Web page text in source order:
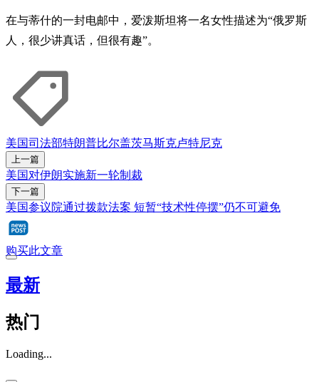
在与蒂什的一封电邮中，爱泼斯坦将一名女性描述为“俄罗斯
人，很少讲真话，但很有趣”。
美国司法部特朗普比尔盖茨马斯克卢特尼克
上一篇
美国对伊朗实施新一轮制裁
下一篇
美国参议院通过拨款法案 短暂“技术性停摆”仍不可避免
购买此文章
最新
热门
Loading...